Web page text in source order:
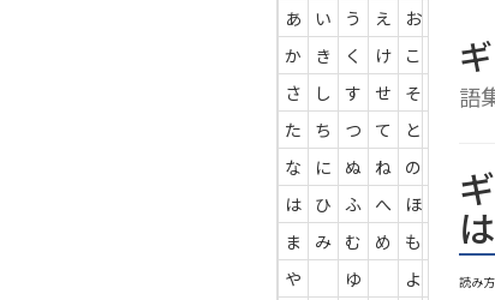
語
は
読み
あ い う え
お
か
き く け
こ
さ
し す せ
そ
た
ち つ て
と
な
に ぬ ね
の
は
ひ ふ へ
ほ
ま
み む め
も
や
ゆ
よ